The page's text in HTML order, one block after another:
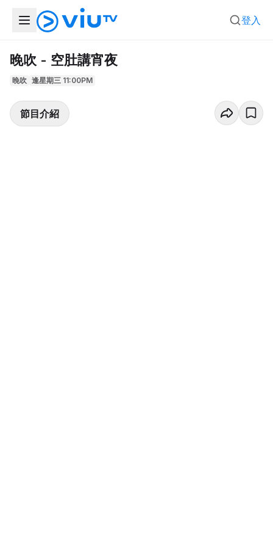
登入
晚吹 - 空肚講宵夜
晚吹 逢星期三 11:00PM
節目介紹